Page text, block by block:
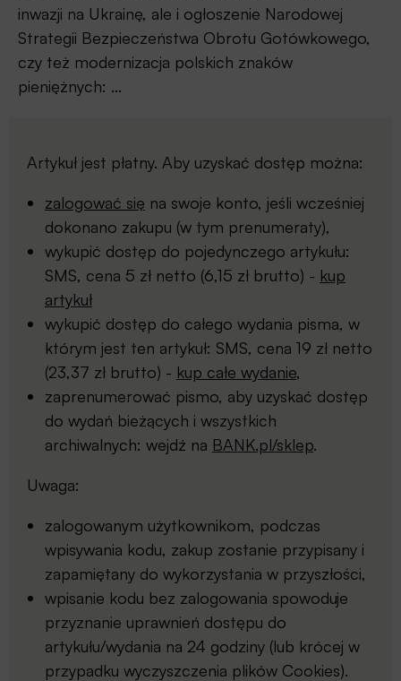
inwazji na Ukrainę, ale i ogłoszenie Narodowej
Strategii Bezpieczeństwa Obrotu Gotówkowego,
czy też modernizacja polskich znaków
pieniężnych: ...
Artykuł jest płatny. Aby uzyskać dostęp można:
zalogować się na swoje konto, jeśli wcześniej
dokonano zakupu (w tym prenumeraty),
wykupić dostęp do pojedynczego artykułu:
SMS, cena 5 zł netto (6,15 zł brutto) - kup
artykuł
wykupić dostęp do całego wydania pisma, w
którym jest ten artykuł: SMS, cena 19 zł netto
(23,37 zł brutto) - kup całe wydanie,
zaprenumerować pismo, aby uzyskać dostęp
do wydań bieżących i wszystkich
archiwalnych: wejdź na BANK.pl/sklep.
Uwaga:
zalogowanym użytkownikom, podczas
wpisywania kodu, zakup zostanie przypisany i
zapamiętany do wykorzystania w przyszłości,
wpisanie kodu bez zalogowania spowoduje
przyznanie uprawnień dostępu do
artykułu/wydania na 24 godziny (lub krócej w
przypadku wyczyszczenia plików Cookies).